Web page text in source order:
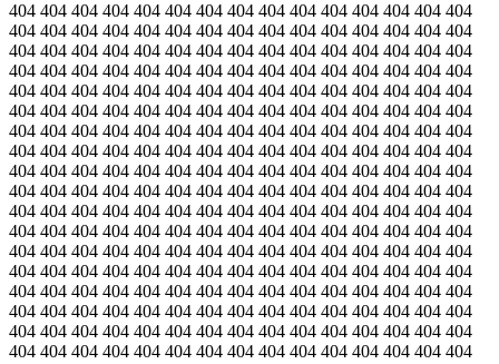
404 404 404 404 404 404 404 404 404 404 404 404 404 404 404
404 404 404 404 404 404 404 404 404 404 404 404 404 404 404
404 404 404 404 404 404 404 404 404 404 404 404 404 404 404
404 404 404 404 404 404 404 404 404 404 404 404 404 404 404
404 404 404 404 404 404 404 404 404 404 404 404 404 404 404
404 404 404 404 404 404 404 404 404 404 404 404 404 404 404
404 404 404 404 404 404 404 404 404 404 404 404 404 404 404
404 404 404 404 404 404 404 404 404 404 404 404 404 404 404
404 404 404 404 404 404 404 404 404 404 404 404 404 404 404
404 404 404 404 404 404 404 404 404 404 404 404 404 404 404
404 404 404 404 404 404 404 404 404 404 404 404 404 404 404
404 404 404 404 404 404 404 404 404 404 404 404 404 404 404
404 404 404 404 404 404 404 404 404 404 404 404 404 404 404
404 404 404 404 404 404 404 404 404 404 404 404 404 404 404
404 404 404 404 404 404 404 404 404 404 404 404 404 404 404
404 404 404 404 404 404 404 404 404 404 404 404 404 404 404
404 404 404 404 404 404 404 404 404 404 404 404 404 404 404
404 404 404 404 404 404 404 404 404 404 404 404 404 404 404